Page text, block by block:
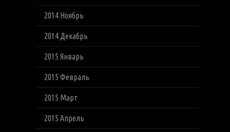
2014 Ноябрь
2014 Декабрь
2015 Январь
2015 Февраль
2015 Март
2015 Апрель